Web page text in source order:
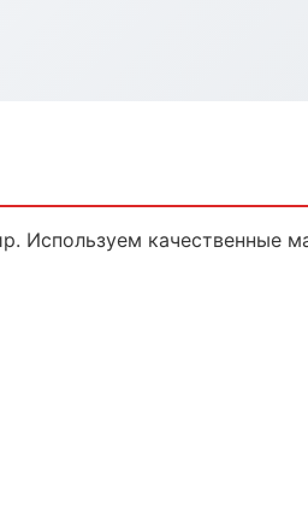
Используем качественные